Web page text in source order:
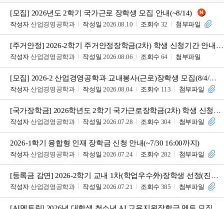
[모집] 2026년도 2학기 국가근로 장학생 모집 안내(~8/14)
작성자 산업경영공학과 작성일 2026.08.10 조회수 32 첨부파일
[주거안정] 2026-2학기 주거안정장학금(2차) 학생 신청기간 안내 [~2026.09.0
작성자 산업경영공학과 작성일 2026.08.06 조회수 64 첨부파일
[모집] 2026-2 산업경영공학과 교내봉사(근로)장학생 모집(8/4/화~8/11/화 17
작성자 산업경영공학과 작성일 2026.08.04 조회수 113 첨부파일
[국가장학금] 2026학년도 2학기 국가근로장학금(2차) 학생 신청기간 안내
작성자 산업경영공학과 작성일 2026.07.28 조회수 304 첨부파일
2026-1학기 융합형 인재 장학금 신청 안내(~7/30 16:00까지)
작성자 산업경영공학과 작성일 2026.07.24 조회수 282 첨부파일
[등록금 감면] 2026-2학기 교내 1차(학업우수外)장학생 선정(진행상황) 확인 안내
작성자 산업경영공학과 작성일 2026.07.21 조회수 385 첨부파일